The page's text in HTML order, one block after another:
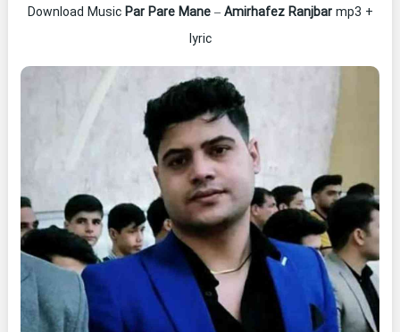
Download Music Par Pare Mane – Amirhafez Ranjbarmp3 +
lyric